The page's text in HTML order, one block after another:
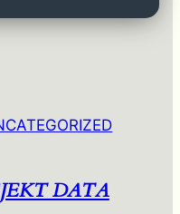
DATA